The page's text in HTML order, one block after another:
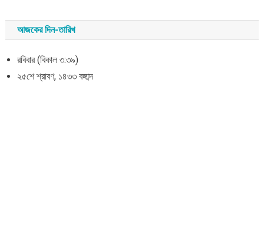
আজকের দিন-তারিখ
রবিবার (বিকাল ৩:৩৯)
২৫শে শ্রাবণ, ১৪৩৩ বঙ্গাব্দ